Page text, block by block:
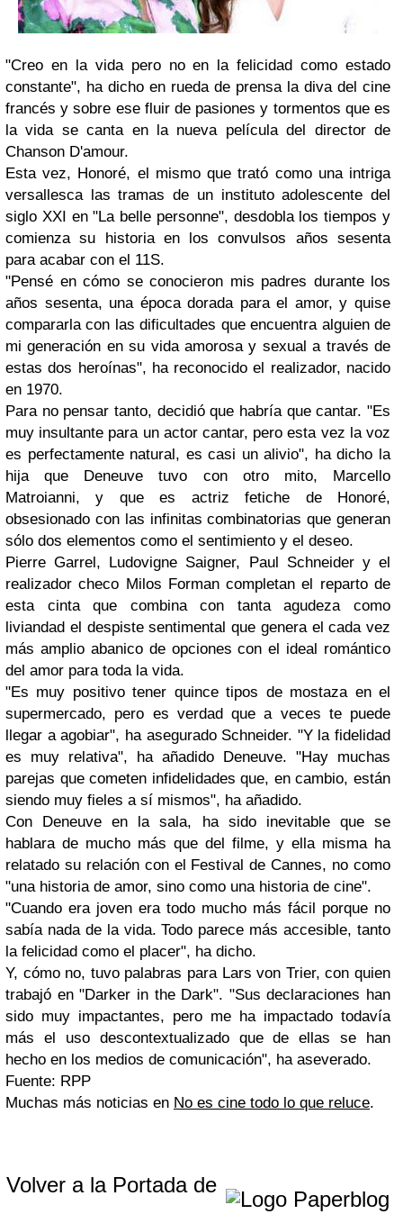
"Creo en la vida pero no en la felicidad como estado
constante", ha dicho en rueda de prensa la diva del cine
francés y sobre ese fluir de pasiones y tormentos que es
la vida se canta en la nueva película del director de
Chanson D'amour.
Esta vez, Honoré, el mismo que trató como una intriga
versallesca las tramas de un instituto adolescente del
siglo XXI en "La belle personne", desdobla los tiempos y
comienza su historia en los convulsos años sesenta
para acabar con el 11S.
"Pensé en cómo se conocieron mis padres durante los
años sesenta, una época dorada para el amor, y quise
compararla con las dificultades que encuentra alguien de
mi generación en su vida amorosa y sexual a través de
estas dos heroínas", ha reconocido el realizador, nacido
en 1970.
Para no pensar tanto, decidió que habría que cantar. "Es
muy insultante para un actor cantar, pero esta vez la voz
es perfectamente natural, es casi un alivio", ha dicho la
hija que Deneuve tuvo con otro mito, Marcello
Matroianni, y que es actriz fetiche de Honoré,
obsesionado con las infinitas combinatorias que generan
sólo dos elementos como el sentimiento y el deseo.
Pierre Garrel, Ludovigne Saigner, Paul Schneidery el
realizador checo Milos Formancompletan el reparto de
esta cinta que combina con tanta agudeza como
liviandad el despiste sentimental que genera el cada vez
más amplio abanico de opciones con el ideal romántico
del amor para toda la vida.
"Es muy positivo tener quince tipos de mostaza en el
supermercado, pero es verdad que a veces te puede
llegar a agobiar", ha asegurado Schneider. "Y la fidelidad
es muy relativa", ha añadido Deneuve. "Hay muchas
parejas que cometen infidelidades que, en cambio, están
siendo muy fieles a sí mismos", ha añadido.
Con Deneuve en la sala, ha sido inevitable que se
hablara de mucho más que del filme, y ella misma ha
relatado su relación con el Festival de Cannes, no como
"una historia de amor, sino como una historia de cine".
"Cuando era joven era todo mucho más fácil porque no
sabía nada de la vida. Todo parece más accesible, tanto
la felicidad como el placer", ha dicho.
Y, cómo no, tuvo palabras para Lars von Trier, con quien
trabajó en "Darker in the Dark". "Sus declaraciones han
sido muy impactantes, pero me ha impactado todavía
más el uso descontextualizado que de ellas se han
hecho en los medios de comunicación", ha aseverado.
Fuente: RPP
Muchas más noticias en No es cine todo lo que reluce.
Volver a la Portada de